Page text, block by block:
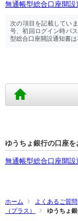
無通帳型総合口座開設
次の項目を記載してい
号、初回ログイン時パ
型総合口座開設通知書
ゆうちょ銀行の口座
無通帳型総合口座開設
ホーム よくあるご質問
（プラス）
ゆうちょ